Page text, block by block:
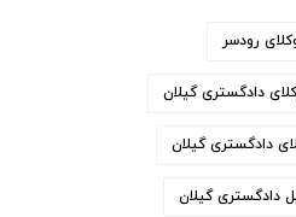
رودسر
دادگستری گیلان
دادگستری گیلان
دادگستری گیلان